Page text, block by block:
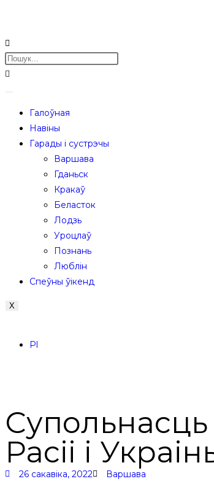
Галоўная
Навіны
Гарады і сустрэчы
Варшава
Гданьск
Кракаў
Беласток
Лодзь
Уроцлаў
Познань
Люблін
Спеўны ўікенд
X
Pl
Расіі і
26 сакавіка, 2022 Варшава